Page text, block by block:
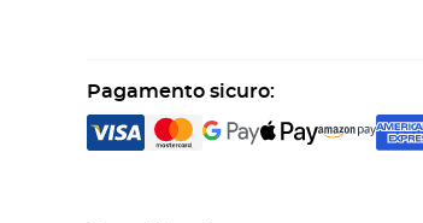
Pagamento sicuro: